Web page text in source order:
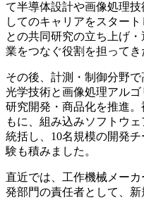
て半導体設計や画像処理
してのキャリアをスター
との共同研究の立ち上げ
業をつなぐ役割を担ってき
その後、計測・制御分野で
光学技術と画像処理アル
研究開発・商品化を推進
もに、組み込みソフトウ
統括し、10名規模の開発
験も積みました。
直近では、工作機械メー
発部門の責任者として、